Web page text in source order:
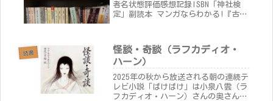
者名状態評価感想記録ISBN「神社検
定」副読本 マンガならわかる!『古事
殺人事件 (講談社文庫)北山猛邦積
読 97840...
読書
怪談・奇談（ラフカディオ・
ハーン）
2025年の秋から放送される朝の連続テ
レビ小説「ばけばけ」は小泉八雲（ラ
フカディオ・ハーン）さんの奥さんで